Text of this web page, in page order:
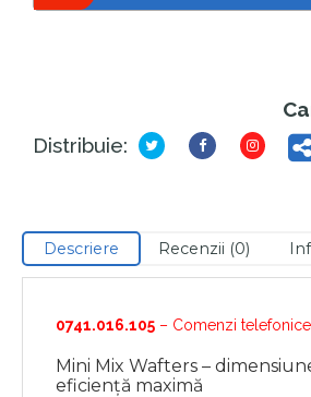
Distribuie:
Descriere Recenzii (0)
0741.016.105 – Comenzi
Mini Mix Wafters –
eficiență maximă